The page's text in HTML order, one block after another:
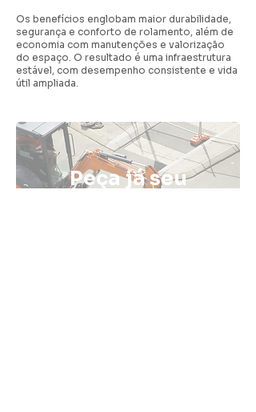
Os benefícios englobam maior durabilidade,
segurança e conforto de rolamento, além de
economia com manutenções e valorização
do espaço. O resultado é uma infraestrutura
estável, com desempenho consistente e vida
útil ampliada.
Peça já seu